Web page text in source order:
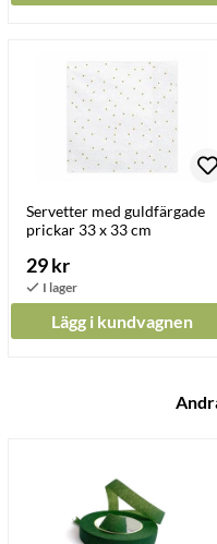
Servetter med guldfärgade
prickar 33 x 33 cm
29 kr
Lägg i kundvagnen